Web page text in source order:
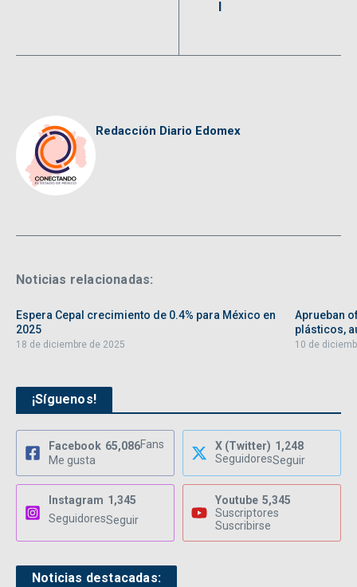
Redacción Diario Edomex
Noticias relacionadas:
Espera Cepal crecimiento de 0.4% para México en
2025
18 de diciembre de 2025
Aprueban
plásticos,
10 de
¡Síguenos!
Facebook 65,086Fans
Me gusta
X (Twitter) 1,248
SeguidoresSeguir
Instagram 1,345
SeguidoresSeguir
Youtube 5,345
Suscriptores
Suscribirse
Noticias destacadas: